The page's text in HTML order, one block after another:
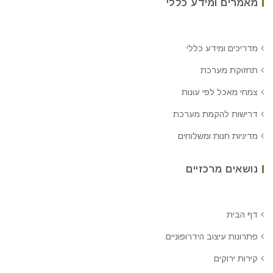
מאמרים ומידע כללי
מדריכים ומידע כללי
תחזוקת מערכת
צמחי מאכל לפי עונות
דרישות להקמת מערכת
מדיניות חנות ומשלוחים
נושאים מרכזיים
דף הבית
פתרונות עיצוב הידרופוניים
קירות ירוקים